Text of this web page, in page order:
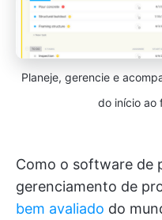
Planeje, gerencie e
do início ao
Como o software de
gerenciamento de
bem avaliado do